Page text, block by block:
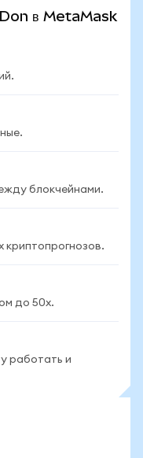
в MetaMask
блокчейнами.
криптопрогнозов.
до 50x.
работать и